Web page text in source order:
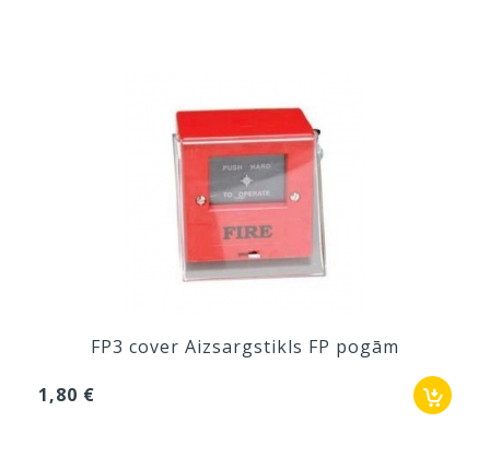
FP3 cover Aizsargstikls FP pogām
1,80 €